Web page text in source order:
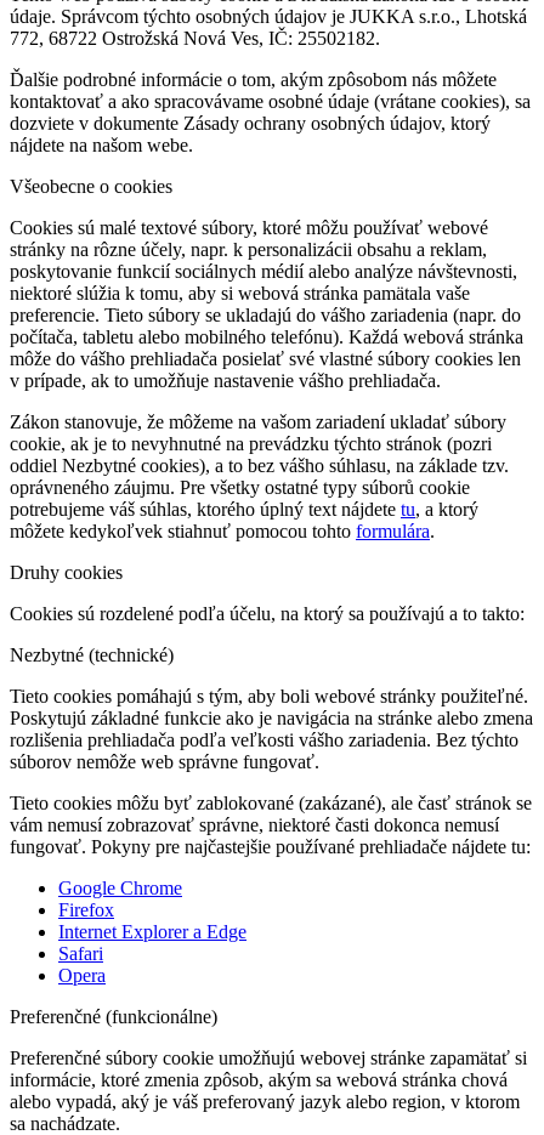
údaje. Správcom týchto osobných údajov je JUKKA s.r.o., Lhotská
772, 68722 Ostrožská Nová Ves, IČ: 25502182.
Ďalšie podrobné informácie o tom, akým zpôsobom nás môžete
kontaktovať a ako spracovávame osobné údaje (vrátane cookies), sa
dozviete v dokumente Zásady ochrany osobných údajov, ktorý
nájdete na našom webe.
Všeobecne o cookies
Cookies sú malé textové súbory, ktoré môžu používať webové
stránky na rôzne účely, napr. k personalizácii obsahu a reklam,
poskytovanie funkcií sociálnych médií alebo analýze návštevnosti,
niektoré slúžia k tomu, aby si webová stránka pamätala vaše
preferencie. Tieto súbory se ukladajú do vášho zariadenia (napr. do
počítača, tabletu alebo mobilného telefónu). Každá webová stránka
môže do vášho prehliadača posielať své vlastné súbory cookies len
v prípade, ak to umožňuje nastavenie vášho prehliadača.
Zákon stanovuje, že môžeme na vašom zariadení ukladať súbory
cookie, ak je to nevyhnutné na prevádzku týchto stránok (pozri
oddiel Nezbytné cookies), a to bez vášho súhlasu, na základe tzv.
oprávneného záujmu. Pre všetky ostatné typy súborů cookie
potrebujeme váš súhlas, ktorého úplný text nájdete tu, a ktorý
môžete kedykoľvek stiahnuť pomocou tohto formulára.
Druhy cookies
Cookies sú rozdelené podľa účelu, na ktorý sa používajú a to takto:
Nezbytné (technické)
Tieto cookies pomáhajú s tým, aby boli webové stránky použiteľné.
Poskytujú základné funkcie ako je navigácia na stránke alebo zmena
rozlišenia prehliadača podľa veľkosti vášho zariadenia. Bez týchto
súborov nemôže web správne fungovať.
Tieto cookies môžu byť zablokované (zakázané), ale časť stránok se
vám nemusí zobrazovať správne, niektoré časti dokonca nemusí
fungovať. Pokyny pre najčastejšie používané prehliadače nájdete tu:
Google Chrome
Firefox
Internet Explorer a Edge
Safari
Opera
Preferenčné (funkcionálne)
Preferenčné súbory cookie umožňujú webovej stránke zapamätať si
informácie, ktoré zmenia zpôsob, akým sa webová stránka chová
alebo vypadá, aký je váš preferovaný jazyk alebo region, v ktorom
sa nachádzate.